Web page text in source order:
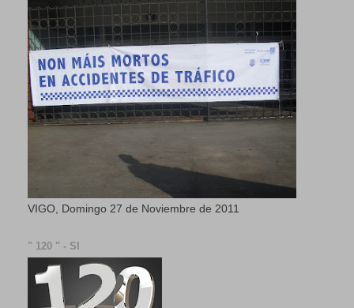
VIGO, Domingo 27 de Noviembre de 2011
" 120 " - SI